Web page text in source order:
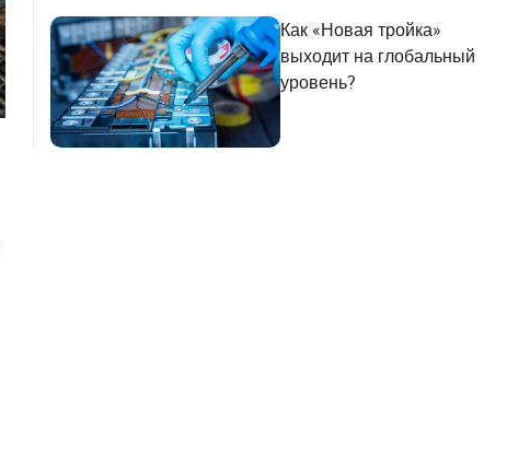
Как «Новая тройка»
выходит на глобальный
уровень?